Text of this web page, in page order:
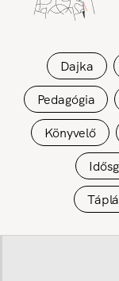
Dajka
Pedagógia
Könyvelő